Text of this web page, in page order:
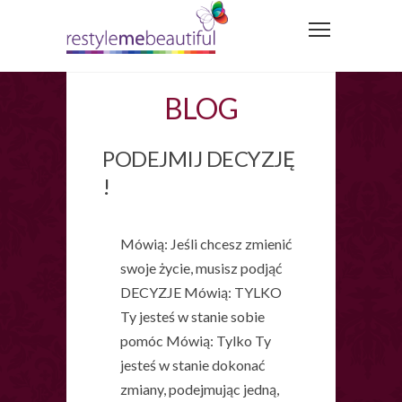
BLOG
PODEJMIJ DECYZJĘ
!
Mówią: Jeśli chcesz zmienić
swoje życie, musisz podjąć
DECYZJE Mówią: TYLKO
Ty jesteś w stanie sobie
pomóc Mówią: Tylko Ty
jesteś w stanie dokonać
zmiany, podejmując jedną,